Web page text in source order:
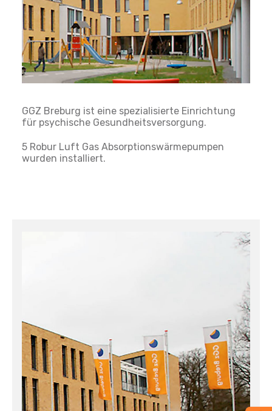
GGZ Breburg ist eine spezialisierte Einrichtung
für psychische Gesundheitsversorgung.
5 Robur Luft Gas Absorptionswärmepumpen
wurden installiert.